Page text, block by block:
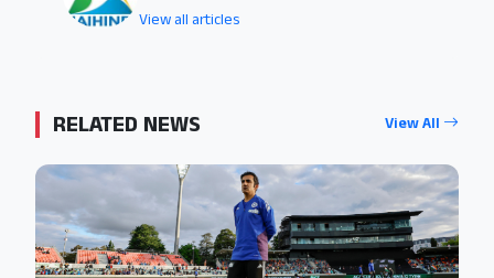
View all articles
RELATED NEWS View All